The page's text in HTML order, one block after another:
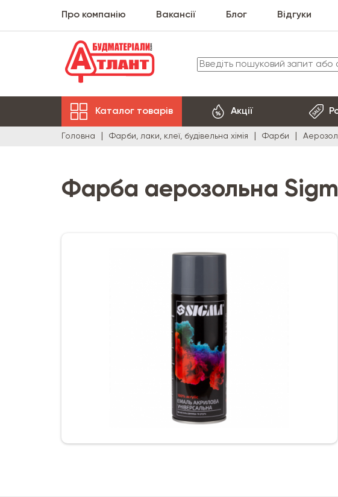
Про компанію Вакансії Блог Відгуки
Каталог товарів Акції
Головна Фарби, лаки, клеї, будівельна хімія Фарби
Фарба аерозольна